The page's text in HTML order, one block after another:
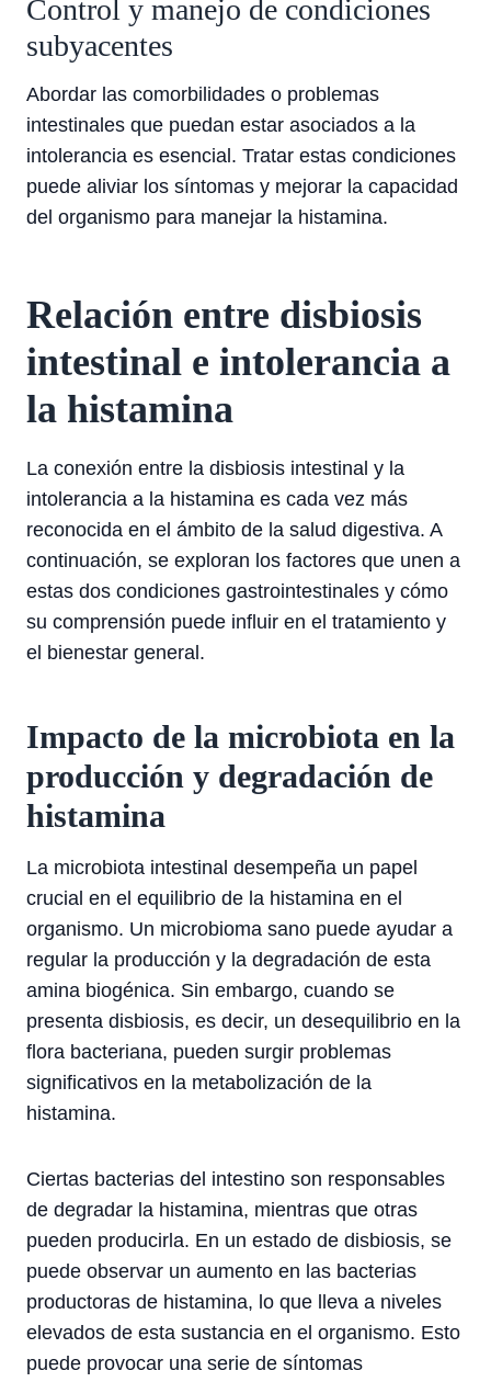
Control y manejo de condiciones
subyacentes
Abordar las comorbilidades o problemas
intestinales que puedan estar asociados a la
intolerancia es esencial. Tratar estas condiciones
puede aliviar los síntomas y mejorar la capacidad
del organismo para manejar la histamina.
Relación entre disbiosis
intestinal e intolerancia a
la histamina
La conexión entre la disbiosis intestinal y la
intolerancia a la histamina es cada vez más
reconocida en el ámbito de la salud digestiva. A
continuación, se exploran los factores que unen a
estas dos condiciones gastrointestinales y cómo
su comprensión puede influir en el tratamiento y
el bienestar general.
Impacto de la microbiota en la
producción y degradación de
histamina
La microbiota intestinal desempeña un papel
crucial en el equilibrio de la histamina en el
organismo. Un microbioma sano puede ayudar a
regular la producción y la degradación de esta
amina biogénica. Sin embargo, cuando se
presenta disbiosis, es decir, un desequilibrio en la
flora bacteriana, pueden surgir problemas
significativos en la metabolización de la
histamina.
Ciertas bacterias del intestino son responsables
de degradar la histamina, mientras que otras
pueden producirla. En un estado de disbiosis, se
puede observar un aumento en las bacterias
productoras de histamina, lo que lleva a niveles
elevados de esta sustancia en el organismo. Esto
puede provocar una serie de síntomas